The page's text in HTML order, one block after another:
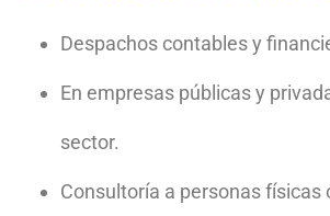
Despachos contables y
En empresas públicas y
sector.
Consultoría a personas físicas